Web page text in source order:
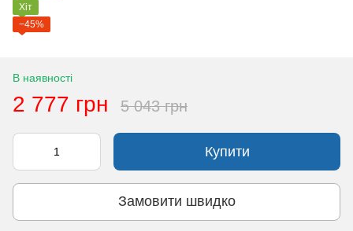
Хіт
−45%
В наявності
2 777 грн 5 043 грн
Купити
Замовити швидко